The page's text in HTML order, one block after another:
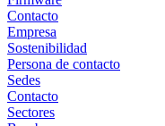
Contacto
Empresa
Sostenibilidad
Persona de contacto
Sedes
Contacto
Sectores